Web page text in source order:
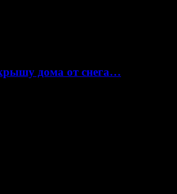
дома от снега…